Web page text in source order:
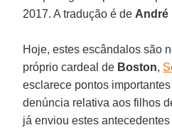
2017. A tradução é de André
Hoje, estes escândalos são
próprio cardeal de Boston,
esclarece pontos
denúncia relativa aos filhos
já enviou estes antecedentes